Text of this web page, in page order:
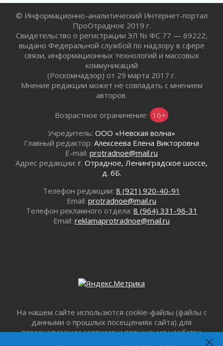
операторов БПЛА
02 августа 2026
В Ивангороде появилась «Избушка-
воробушка»
02 августа 2026
Юхла, мука, кантеле и Водяной
01 августа 2026
Лето катится с горки
В Ленобласти открылась экспозиция к 150-
летию Билибина
01 августа 2026
Лето без гаджетов
Болезнь девственниц и вампиров
Безмолвный крик о помощи
В музей всей семьёй
Все силы в кулак
Айда на пляж!
01 августа 2026
© Информационно-аналитический Интернет-портал
ПроОтрадное 2019 г.
Свидетельство о регистрации ЭЛ № ФС 77 — 69222,
выдано Федеральной службой по надзору в сфере
связи, информационных технологий и массовых
коммуникаций
(Роскомнадзор) от 29 марта 2017 г.
Мнение редакции может не совпадать с мнением
авторов.
Возрастное ограничение: 16+
Учредитель: ООО «Невская волна»
Главный редактор: Алексеева Елена Викторовна
E-mail: protradnoe@mail.ru
Адрес редакции: г. Отрадное, Ленинградское шоссе,
д. 6Б.
Телефон редакции: 8 (921) 920-40-91
Email: protradnoe@mail.ru
Телефон рекламного отдела: 8 (964) 331-96-31
Email: reklamaprotradnoe@mail.ru
На нашем сайте использются cookie-файлы (файлы с
данными о прошлых посещениях сайта) для
персонализации сервисов и повышения удобства